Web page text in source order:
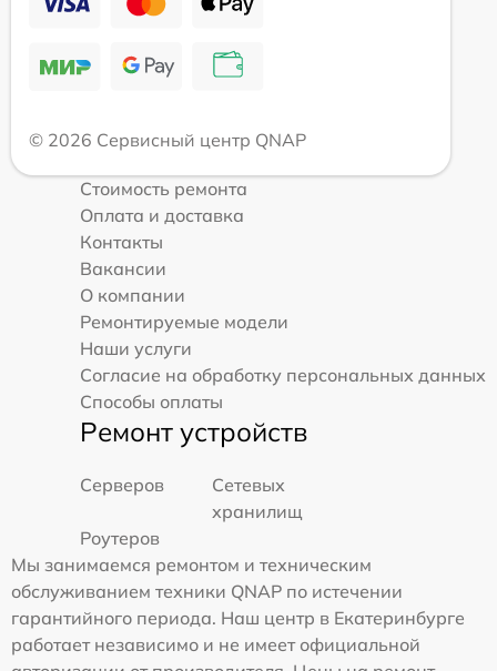
© 2026 Сервисный центр QNAP
Стоимость ремонта
Оплата и доставка
Контакты
Вакансии
О компании
Ремонтируемые модели
Наши услуги
Согласие на обработку персональных данных
Способы оплаты
Ремонт устройств
Серверов
Сетевых
хранилищ
Роутеров
Мы занимаемся ремонтом и техническим
обслуживанием техники QNAP по истечении
гарантийного периода. Наш центр в Екатеринбурге
работает независимо и не имеет официальной